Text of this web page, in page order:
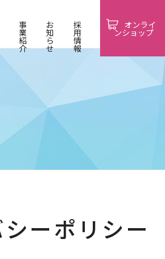
事
業
紹
介
お
知
ら
せ
採
用
情
報
オンライ
ンショップ
ーポリシー